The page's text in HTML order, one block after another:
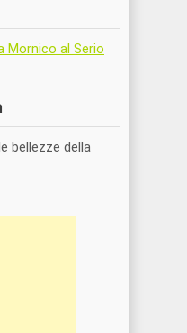
bellezze della